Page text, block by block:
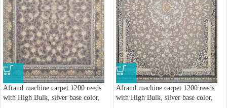
Afrand machine carpet 1200 reeds
with High Bulk, silver base color,
Afrand machine carpet 1200 reeds
with High Bulk, silver base color,